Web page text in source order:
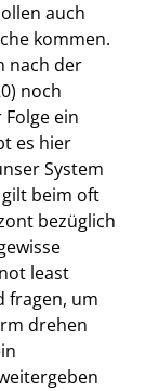
auch
kommen.
nach der
noch
ein
es hier
System
beim oft
bezüglich
least
fragen, um
drehen